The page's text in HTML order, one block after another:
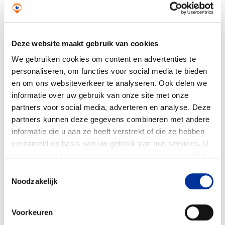
Deze website maakt gebruik van cookies
We gebruiken cookies om content en advertenties te
personaliseren, om functies voor social media te bieden
en om ons websiteverkeer te analyseren. Ook delen we
informatie over uw gebruik van onze site met onze
partners voor social media, adverteren en analyse. Deze
partners kunnen deze gegevens combineren met andere
informatie die u aan ze heeft verstrekt of die ze hebben
verzameld op basis van uw gebruik van hun services. U
Noodzakelijk
Voorkeuren
dat organisaties laten zien hoe uitgaven
bijdragen aan de doelstellingen.
4.Bestuursverslag (RJk C2)
Voor kleinere organisaties is in RJk C2 het
onderdeel over het bestuursverslag verder
uitgewerkt. Er wordt richting gegeven aan
onderwerpen zoals het beleidsplan,
maatschappelijke impact, risicobeheersing
en de omgang met personeel en vrijwilligers.
De RJ signaleert dat niet-financiële
governance of ESG-thema’s – steeds